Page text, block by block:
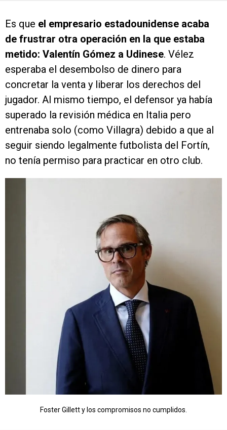
Es que el empresario estadounidense acaba
de frustrar otra operación en la que estaba
metido: Valentín Gómez a Udinese. Vélez
esperaba el desembolso de dinero para
concretar la venta y liberar los derechos del
jugador. Al mismo tiempo, el defensor ya había
superado la revisión médica en Italia pero
entrenaba solo (como Villagra) debido a que al
seguir siendo legalmente futbolista del Fortín,
no tenía permiso para practicar en otro club.
Foster Gillett y los compromisos no cumplidos.